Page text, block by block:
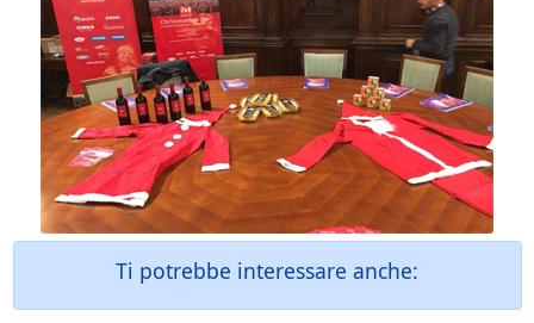
Ti potrebbe interessare anche: